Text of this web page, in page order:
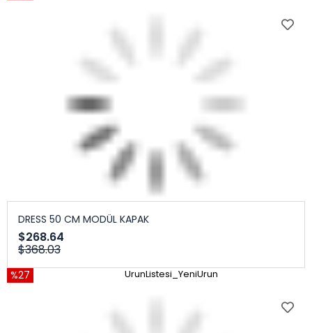
DRESS 50 CM MODÜL KAPAK
$268.64
$368.03
%27 UrunListesi_YeniUrun